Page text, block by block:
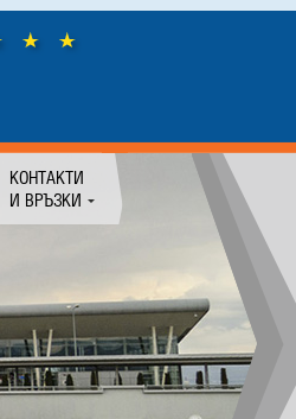
КОНТАКТИ
И ВРЪЗКИ